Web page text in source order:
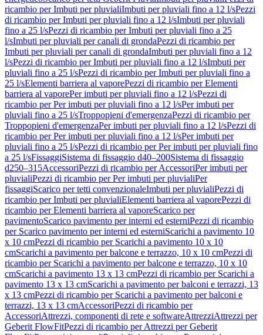
ricambio per Imbuti per pluvialiImbuti per pluviali fino a 12 l/sPezzi
di ricambio per Imbuti per pluviali fino a 12 l/sImbuti per pluviali
fino a 25 l/sPezzi di ricambio per Imbuti per pluviali fino a 25
l/sImbuti per pluviali per canali di grondaPezzi di ricambio per
Imbuti per pluviali per canali di grondaImbuti per pluviali fino a 12
l/sPezzi di ricambio per Imbuti per pluviali fino a 12 l/sImbuti per
pluviali fino a 25 l/sPezzi di ricambio per Imbuti per pluviali fino a
25 l/sElementi barriera al vaporePezzi di ricambio per Elementi
barriera al vaporePer imbuti per pluviali fino a 12 l/sPezzi di
ricambio per Per imbuti per pluviali fino a 12 l/sPer imbuti per
pluviali fino a 25 l/sTroppopieni d'emergenzaPezzi di ricambio per
Troppopieni d'emergenzaPer imbuti per pluviali fino a 12 l/sPezzi di
ricambio per Per imbuti per pluviali fino a 12 l/sPer imbuti per
pluviali fino a 25 l/sPezzi di ricambio per Per imbuti per pluviali fino
a 25 l/sFissaggiSistema di fissaggio d40–200Sistema di fissaggio
d250–315AccessoriPezzi di ricambio per AccessoriPer imbuti per
pluvialiPezzi di ricambio per Per imbuti per pluvialiPer
fissaggiScarico per tetti convenzionaleImbuti per pluvialiPezzi di
ricambio per Imbuti per pluvialiElementi barriera al vaporePezzi di
ricambio per Elementi barriera al vaporeScarico per
pavimentoScarico pavimento per interni ed esterniPezzi di ricambio
per Scarico pavimento per interni ed esterniScarichi a pavimento 10
x 10 cmPezzi di ricambio per Scarichi a pavimento 10 x 10
cmScarichi a pavimento per balcone e terrazzo, 10 x 10 cmPezzi di
ricambio per Scarichi a pavimento per balcone e terrazzo, 10 x 10
cmScarichi a pavimento 13 x 13 cmPezzi di ricambio per Scarichi a
pavimento 13 x 13 cmScarichi a pavimento per balconi e terrazzi, 13
x 13 cmPezzi di ricambio per Scarichi a pavimento per balconi e
terrazzi, 13 x 13 cmAccessoriPezzi di ricambio per
AccessoriAttrezzi, componenti di rete e softwareAttrezziAttrezzi per
Geberit FlowFitPezzi di ricambio per Attrezzi per Geberit